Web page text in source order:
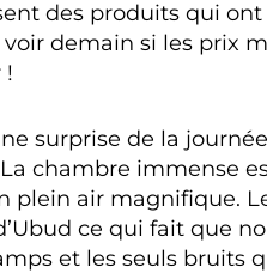
des produits qui ont
voir demain si les prix
!
surprise de la
chambre immense
plein air magnifique.
ce qui fait que
et les seuls bruits